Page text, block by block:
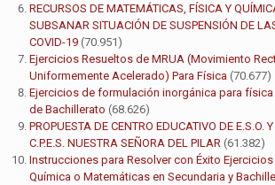
RECURSOS DE MATEMÁTICAS, FÍSICA Y
SUBSANAR SITUACIÓN DE SUSPENSIÓN DE
COVID-19 (70.951)
Ejercicios Resueltos de MRUA (Movimiento
Uniformemente Acelerado) Para Física (70.677)
Ejercicios de formulación inorgánica para física
de Bachillerato (68.626)
PROPUESTA DE CENTRO EDUCATIVO DE E.S.O.
C.P.E.S. NUESTRA SEÑORA DEL PILAR (61.382)
Instrucciones para Resolver con Éxito
Química o Matemáticas en Secundaria y